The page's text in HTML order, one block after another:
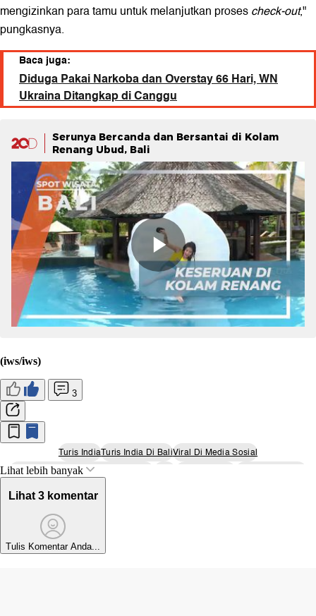
mengizinkan para tamu untuk melanjutkan prosescheck-out,"
pungkasnya.
Baca juga:
Diduga Pakai Narkoba dan Overstay 66 Hari, WN
Ukraina Ditangkap di Canggu
Serunya Bercanda dan Bersantai di Kolam
Renang Ubud, Bali
(iws/iws)
3
Turis IndiaTuris India Di BaliViral Di Media Sosial
Turis India Curi Handuk Hotel Ubud
Lihat lebih banyak
Lihat 3 komentar
Tulis Komentar Anda...